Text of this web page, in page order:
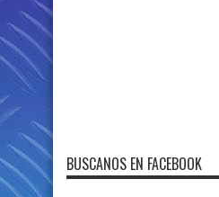
BUSCANOS EN FACEBOOK